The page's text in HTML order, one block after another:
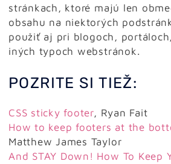
stránkach, ktoré majú len
obsahu na niektorých
použiť aj pri blogoch,
iných typoch webstránok.
POZRITE SI TIEŽ:
CSS sticky footer, Ryan Fait
How to keep footers at the
Matthew James Taylor
And STAY Down! How To Keep